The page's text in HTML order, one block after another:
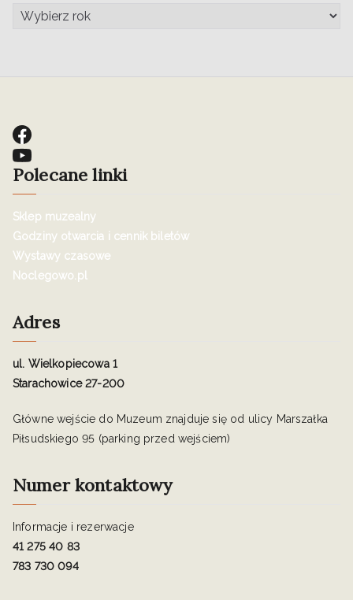
Polecane linki
Sklep muzealny
Godziny otwarcia i cennik biletów
Wystawy czasowe
Noclegowo.pl
Adres
ul. Wielkopiecowa 1
Starachowice 27-200
Główne wejście do Muzeum znajduje się od ulicy Marszałka
Piłsudskiego 95 (parking przed wejściem)
Numer kontaktowy
Informacje i rezerwacje
41 275 40 83
783 730 094